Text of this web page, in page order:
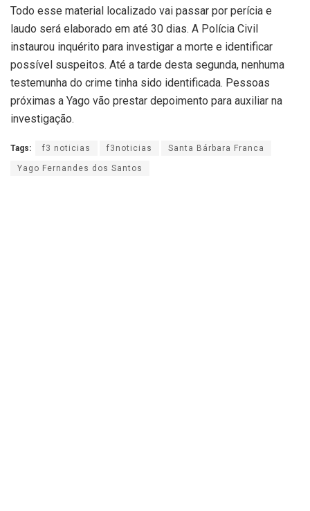
Todo esse material localizado vai passar por perícia e
laudo será elaborado em até 30 dias. A Polícia Civil
instaurou inquérito para investigar a morte e identificar
possível suspeitos. Até a tarde desta segunda, nenhuma
testemunha do crime tinha sido identificada. Pessoas
próximas a Yago vão prestar depoimento para auxiliar na
investigação.
Tags: f3 noticias f3noticias Santa Bárbara Franca
Yago Fernandes dos Santos